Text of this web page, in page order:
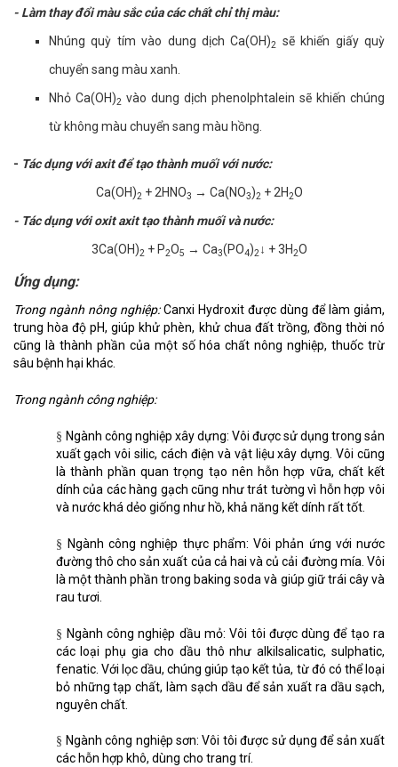
- Làm thay đổi màu sắc của các chất chỉ thị màu:
Nhúng quỳ tím vào dung dịch Ca(OH)2 sẽ khiến giấy quỳ
chuyển sang màu xanh.
Nhỏ Ca(OH)2 vào dung dịch phenolphtalein sẽ khiến chúng
từ không màu chuyển sang màu hồng.
- Tác dụng với axit để tạo thành muối với nước:
Ca(OH)2 + 2HNO3 → Ca(NO3)2 + 2H2O
- Tác dụng với oxit axit tạo thành muối và nước:
3Ca(OH)2 + P2O5 → Ca3(PO4)2↓ + 3H2O
Ứng dụng:
Trong ngành nông nghiệp:Canxi Hydroxit được dùng để làm giảm,
trung hòa độ pH, giúp khử phèn, khử chua đất trồng, đồng thời nó
cũng là thành phần của một số hóa chất nông nghiệp, thuốc trừ
sâu bệnh hại khác.
Trong ngành công nghiệp:
§ Ngành công nghiệp xây dựng: Vôi được sử dụng trong sản
xuất gạch vôi silic, cách điện và vật liệu xây dựng. Vôi cũng
là thành phần quan trọng tạo nên hỗn hợp vữa, chất kết
dính của các hàng gạch cũng như trát tường vì hỗn hợp vôi
và nước khá dẻo giống như hồ, khả năng kết dính rất tốt.
§ Ngành công nghiệp thực phẩm: Vôi phản ứng với nước
đường thô cho sản xuất của cả hai và củ cải đường mía. Vôi
là một thành phần trong baking soda và giúp giữ trái cây và
rau tươi.
§ Ngành công nghiệp dầu mỏ: Vôi tôi được dùng để tạo ra
các loại phụ gia cho dầu thô như alkilsalicatic, sulphatic,
fenatic. Với lọc dầu, chúng giúp tạo kết tủa, từ đó có thể loại
bỏ những tạp chất, làm sạch dầu để sản xuất ra dầu sạch,
nguyên chất.
§ Ngành công nghiệp sơn: Vôi tôi được sử dụng để sản xuất
các hỗn hợp khô, dùng cho trang trí.